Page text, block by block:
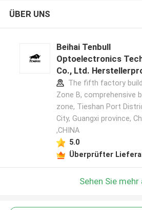
ÜBER UNS
Beihai Tenbull
Optoelectronics
Co., Ltd.
The fifth factory
Zone B, comprehensive
zone, Tieshan Port
City, Guangxi province,
,CHINA
5.0
Überprüfter
Sehen Sie mehr